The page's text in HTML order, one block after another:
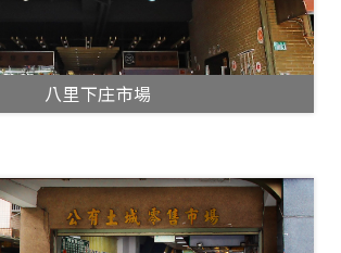
八里下庄市場